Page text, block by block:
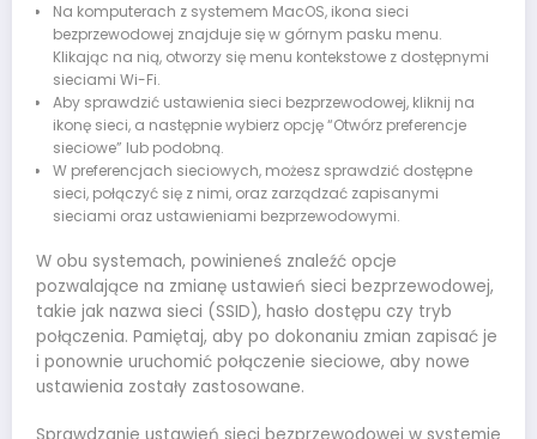
Na komputerach z systemem MacOS, ikona sieci
bezprzewodowej znajduje się w górnym pasku menu.
Klikając na nią, otworzy się menu kontekstowe z dostępnymi
sieciami Wi-Fi.
Aby sprawdzić ustawienia sieci bezprzewodowej, kliknij na
ikonę sieci, a następnie wybierz opcję “Otwórz preferencje
sieciowe” lub podobną.
W preferencjach sieciowych, możesz sprawdzić dostępne
sieci, połączyć się z nimi, oraz zarządzać zapisanymi
sieciami oraz ustawieniami bezprzewodowymi.
W obu systemach, powinieneś znaleźć opcje
pozwalające na zmianę ustawień sieci bezprzewodowej,
takie jak nazwa sieci (SSID), hasło dostępu czy tryb
połączenia. Pamiętaj, aby po dokonaniu zmian zapisać je
i ponownie uruchomić połączenie sieciowe, aby nowe
ustawienia zostały zastosowane.